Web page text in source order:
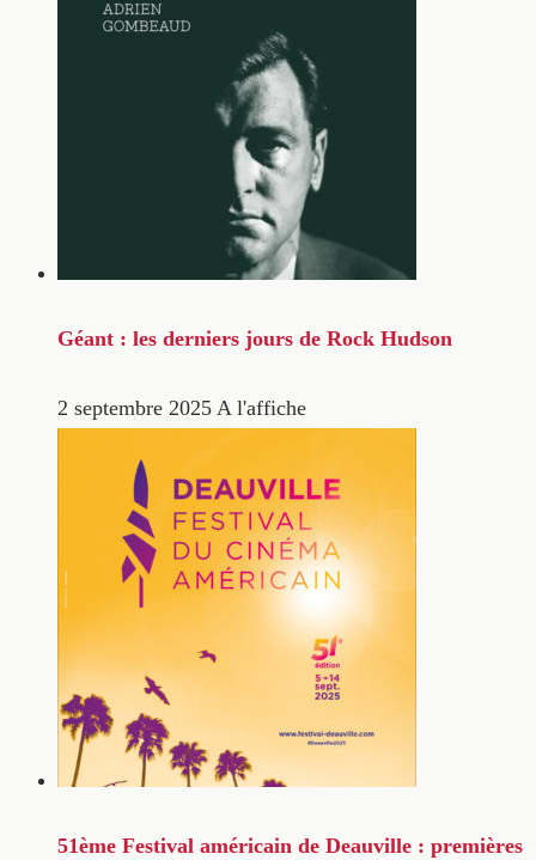
Géant : les derniers jours de Rock Hudson
2 septembre 2025 A l'affiche
51ème Festival américain de Deauville : premières